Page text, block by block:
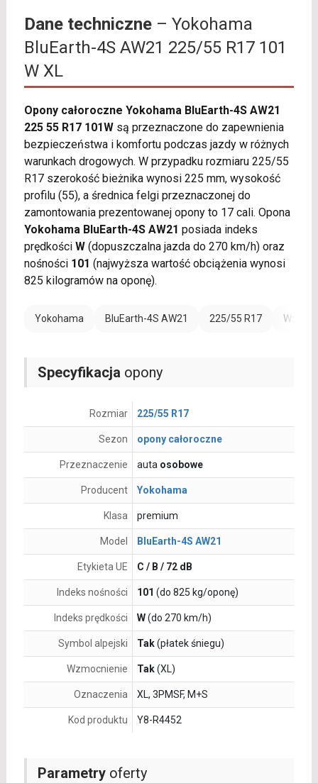
Dane techniczne– Yokohama
BluEarth-4S AW21 225/55 R17 101
W XL
Opony całoroczne Yokohama BluEarth-4S AW21
225 55 R17 101Wsą przeznaczone do zapewnienia
bezpieczeństwa i komfortu podczas jazdy w różnych
warunkach drogowych. W przypadku rozmiaru 225/55
R17 szerokość bieżnika wynosi 225 mm, wysokość
profilu (55), a średnica felgi przeznaczonej do
zamontowania prezentowanej opony to 17 cali. Opona
Yokohama BluEarth-4S AW21 posiada indeks
prędkości W(dopuszczalna jazda do 270 km/h) oraz
nośności 101 (najwyższa wartość obciążenia wynosi
825 kilogramów na oponę).
Yokohama BluEarth-4S AW21 225/55 R17
Parametryoferty
Specyfikacja opony
Rozmiar 225/55 R17
Sezon opony całoroczne
Przeznaczenie auta osobowe
Producent Yokohama
Klasa premium
Model BluEarth-4S AW21
Etykieta UE C / B / 72 dB
Indeks nośności 101 (do 825 kg/oponę)
Indeks prędkości W(do 270 km/h)
Symbol alpejski Tak(płatek śniegu)
Wzmocnienie Tak(XL)
Oznaczenia XL, 3PMSF, M+S
Kod produktu Y8-R4452